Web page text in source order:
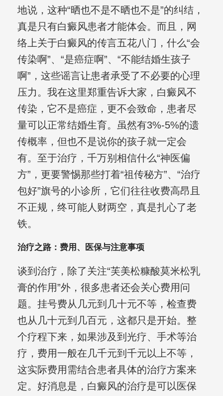
地说，这种“晒也不是不晒也不是”的纠结，
真是只有白癜风患者才能体会。而且，网
络上关于白癜风的传言五花八门，什么“会
传染啊”、“是癌症啊”、“不能结婚生孩子
啊”，这些谣言让患者承受了不必要的心理
压力。我在这里郑重告诉大家，白癜风不
传染，它不是癌症，更不会致命，患者尽
量可以正常结婚生育。虽然有3%-5%的遗
传概率，但也不是说你的孩子就一定会
有。至于治疗，千万别相信什么“神医偏
方”，更要警惕那些打着“祖传秘方”、“治疗
包好”旗号的小诊所，它们往往收费高昂且
不正规，终可能人财两空，真是扎心了老
铁。
治疗之路：费用、医保与注意事项
谈到治疗，除了关注“芙美松糠酸莫米松乳
膏的作用”外，很多患者还会关心费用问
题。挂号费从几元到几十元不等，检查费
也从几十元到几百元，这都只是开始。整
个疗程下来，如果涉及到光疗、手术等治
疗，费用一般在几千元到千元以上不等，
这实际费用需结合患者具体的治疗方案来
定。好消息是，白癜风的治疗是可以医保